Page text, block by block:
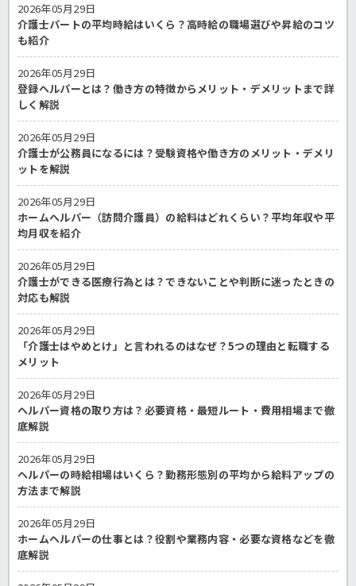
2026年05月29日
介護士パートの平均時給はいくら？高時給の職場選びや昇給のコツ
も紹介
2026年05月29日
登録ヘルパーとは？働き方の特徴からメリット・デメリットまで詳
しく解説
2026年05月29日
介護士が公務員になるには？受験資格や働き方のメリット・デメリ
ットを解説
2026年05月29日
ホームヘルパー（訪問介護員）の給料はどれくらい？平均年収や平
均月収を紹介
2026年05月29日
介護士ができる医療行為とは？できないことや判断に迷ったときの
対応も解説
2026年05月29日
「介護士はやめとけ」と言われるのはなぜ？5つの理由と転職する
メリット
2026年05月29日
ヘルパー資格の取り方は？必要資格・最短ルート・費用相場まで徹
底解説
2026年05月29日
ヘルパーの時給相場はいくら？勤務形態別の平均から給料アップの
方法まで解説
2026年05月29日
ホームヘルパーの仕事とは？役割や業務内容・必要な資格などを徹
底解説